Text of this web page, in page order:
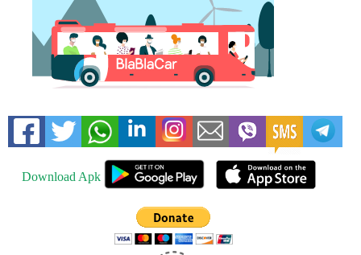
Download Apk